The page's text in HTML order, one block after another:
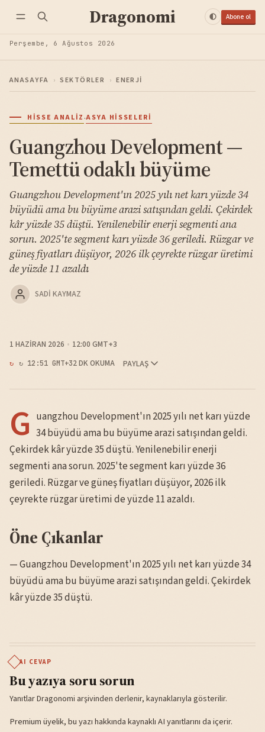
Dragonomi Abone ol
Perşembe, 6 Ağustos 2026
ANASAYFA › SEKTÖRLER › ENERJI
HISSE ANALIZ ·ASYA HISSELERI
Guangzhou Development —
Temettü odaklı büyüme
Guangzhou Development'ın 2025 yılı net karı yüzde 34
büyüdü ama bu büyüme arazi satışından geldi. Çekirdek
kâr yüzde 35 düştü. Yenilenebilir enerji segmenti ana
sorun. 2025'te segment karı yüzde 36 geriledi. Rüzgar ve
güneş fiyatları düşüyor, 2026 ilk çeyrekte rüzgar üretimi
de yüzde 11 azaldı
SADI KAYMAZ
1 HAZIRAN 2026 12:00 GMT+3
↻ 12:51 GMT+32 DK OKUMA PAYLAŞ
G uangzhou Development'ın 2025 yılı net karı yüzde
34 büyüdü ama bu büyüme arazi satışından geldi.
Çekirdek kâr yüzde 35 düştü. Yenilenebilir enerji
segmenti ana sorun. 2025'te segment karı yüzde 36
geriledi. Rüzgar ve güneş fiyatları düşüyor, 2026 ilk
çeyrekte rüzgar üretimi de yüzde 11 azaldı.
Öne Çıkanlar
— Guangzhou Development'ın 2025 yılı net karı yüzde 34
büyüdü ama bu büyüme arazi satışından geldi. Çekirdek
kâr yüzde 35 düştü.
AI CEVAP
Bu yazıya soru sorun
Yanıtlar Dragonomi arşivinden derlenir, kaynaklarıyla gösterilir.
Premium üyelik, bu yazı hakkında kaynaklı AI yanıtlarını da içerir.